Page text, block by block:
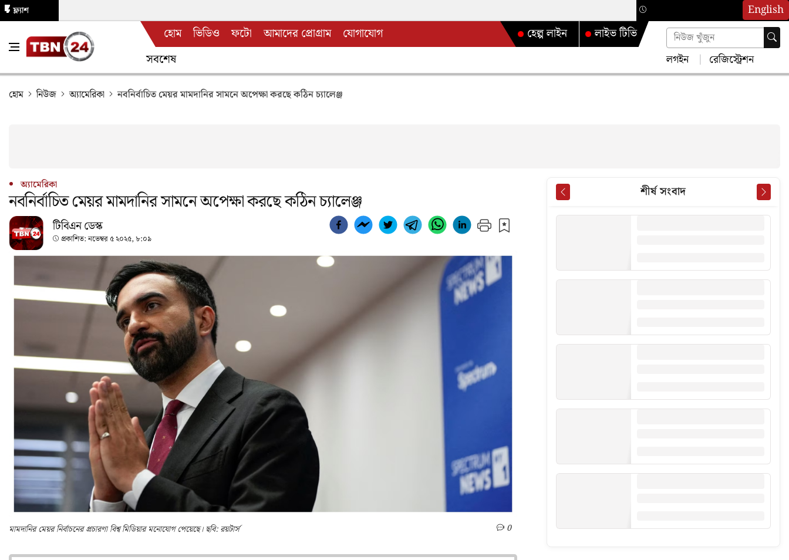
English
ফ্ল্যাশ
হোম ভিডিও ফটো আমাদের প্রোগ্রাম যোগাযোগ লাইভ টিভি
হেল্প লাইন
সবশেষ
লগইন রেজিস্ট্রেশন
হোম নিউজ অ্যামেরিকা নবনির্বাচিত মেয়র মামদানির সামনে অপেক্ষা করছে কঠিন চ্যালেঞ্জ
অ্যামেরিকা
নবনির্বাচিত মেয়র মামদানির সামনে অপেক্ষা করছে কঠিন চ্যালেঞ্জ
টিবিএন ডেস্ক
প্রকাশিত:নভেম্বর ৫ ২০২৫, ৮:০৯
মামদানির মেয়র নির্বাচনের প্রচারণা বিশ্ব মিডিয়ার মনোযোগ পেয়েছে। ছবি: রয়টার্স 0
শীর্ষ সংবাদ